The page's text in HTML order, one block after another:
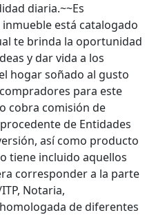
diaria.~~Es
está catalogado
te brinda la oportunidad
y dar vida a los
hogar soñado al gusto
para este
cobra comisión de
de Entidades
así como producto
tiene incluido aquellos
corresponder a la parte
Notaria,
de diferentes